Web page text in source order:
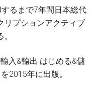
るまで7年間日本総代
リプションアクティブ
入&輸出 はじめる&儲
2015年に出版。